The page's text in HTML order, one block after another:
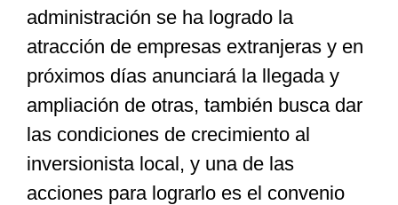
administración se ha logrado la
atracción de empresas extranjeras y en
próximos días anunciará la llegada y
ampliación de otras, también busca dar
las condiciones de crecimiento al
inversionista local, y una de las
acciones para lograrlo es el convenio